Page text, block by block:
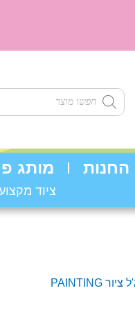
Products
search
החנות מותג
ציוד
ג'ל ציור PAINTING